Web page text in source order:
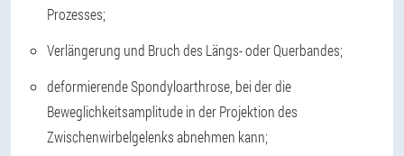
Prozesses;
Verlängerung und Bruch des Längs- oder Querbandes;
deformierende Spondyloarthrose, bei der die
Beweglichkeitsamplitude in der Projektion des
Zwischenwirbelgelenks abnehmen kann;